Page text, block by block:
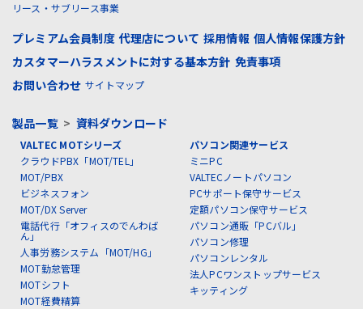
リース・サブリース事業
プレミアム会員制度 代理店について 採用情報 個人情報保護方針
カスタマーハラスメントに対する基本方針 免責事項
お問い合わせ サイトマップ
製品一覧> 資料ダウンロード
VALTEC MOTシリーズ
クラウドPBX「MOT/TEL」
MOT/PBX
ビジネスフォン
MOT/DX Server
電話代行「オフィスのでんわば
ん」
人事労務システム「MOT/HG」
MOT勤怠管理
MOTシフト
MOT経費精算
パソコン関連サービス
ミニPC
VALTECノートパソコン
PCサポート保守サービス
定額パソコン保守サービス
パソコン通販「PCバル」
パソコン修理
パソコンレンタル
法人PCワンストップサービス
キッティング